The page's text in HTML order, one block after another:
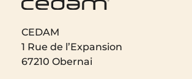
CEDAM
1 Rue de l’Expansion
67210 Obernai